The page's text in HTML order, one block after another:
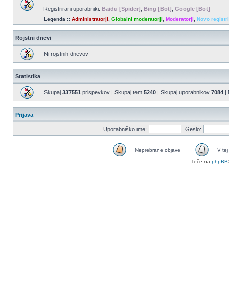
Registrirani uporabniki: Baidu [Spider] Bing [Bot] Google [Bot]
Legenda :: Administratorji Globalni moderatorji Moderatorji Novo
Rojstni dnevi
Ni rojstnih dnevov
Statistika
Skupaj 337551 prispevkov | Skupaj tem 5240 | Skupaj uporabnikov 7084 |
Prijava
Uporabniško ime: Geslo:
Neprebrane objave V tej
Teče na phpBB